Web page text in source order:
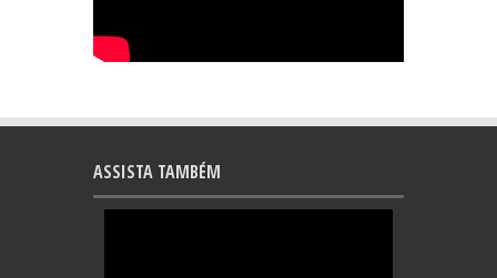
ASSISTA TAMBÉM